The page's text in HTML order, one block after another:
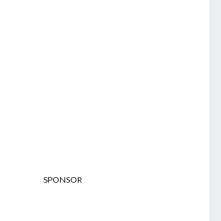
SPONSOR